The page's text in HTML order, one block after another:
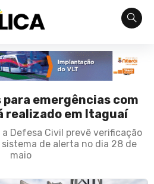
emergências com
realizado em Itaguaí
Defesa Civil prevê verificação
de alerta no dia 28 de
maio